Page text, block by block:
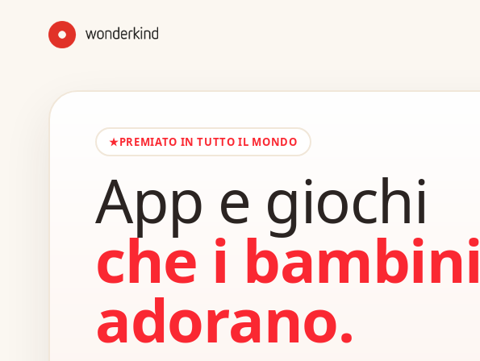
★PREMIATO IN TUTTO IL MONDO
App e giochi
che i bambini
adorano.